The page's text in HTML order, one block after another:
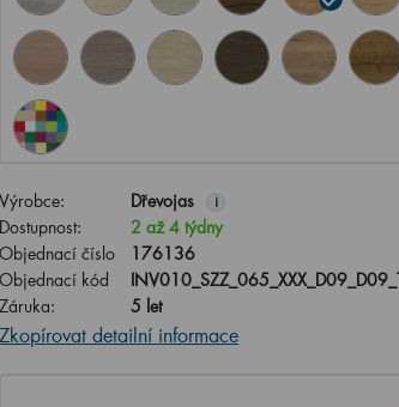
Výrobce: Dřevojas i
Dostupnost:
2 až 4 týdny
Objednací číslo
176136
Objednací kód
Záruka:
5 let
Zkopírovat detailní informace